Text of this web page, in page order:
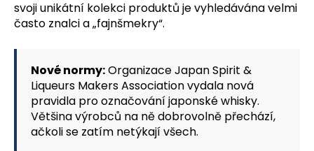
svoji unikátní kolekci produktů je vyhledávána velmi
často znalci a „fajnšmekry“.
Nové normy:Organizace Japan Spirit &
Liqueurs Makers Association vydala nová
pravidla pro označování japonské whisky.
Většina výrobců na ně dobrovolně přechází,
ačkoli se zatím netýkají všech.